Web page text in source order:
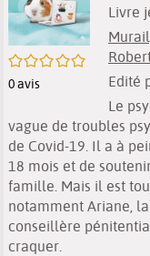
/5
0avis
Livre
Edité
Le
vague de troubles
de Covid-19. Il a à
18 mois et de
famille. Mais il est
notamment Ariane,
conseillère
craquer.